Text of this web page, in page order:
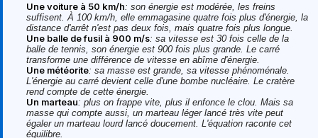
Une voiture à 50 km/h: son énergie est modérée, les freins
suffisent. À 100 km/h, elle emmagasine quatre fois plus d'énergie, la
distance d'arrêt n'est pas deux fois, mais quatre fois plus longue.
Une balle de fusil à 900 m/s: sa vitesse est 30 fois celle de la
balle de tennis, son énergie est 900 fois plus grande. Le carré
transforme une différence de vitesse en abîme d'énergie.
Une météorite: sa masse est grande, sa vitesse phénoménale.
L'énergie au carré devient celle d'une bombe nucléaire. Le cratère
rend compte de cette énergie.
Un marteau: plus on frappe vite, plus il enfonce le clou. Mais sa
masse qui compte aussi, un marteau léger lancé très vite peut
égaler un marteau lourd lancé doucement. L'équation raconte cet
équilibre.